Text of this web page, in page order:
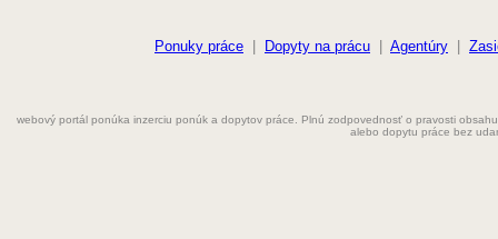
Farmaceut
Grafik
Ponuky práce Dopyty na prácu Agentúry
webový portál ponúka inzerciu ponúk a dopytov práce. Plnú zodpovednosť o pravosti
alebo dopytu práce bez